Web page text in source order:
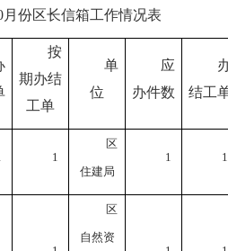
月份区长信箱工作情况表
按
期办结
工单
单
位
应
办件数
结工
1
区
住建局
1 1
区
自然资